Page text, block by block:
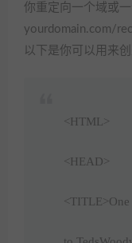
你重定向一个域或
yourdomain.com/
以下是你可以用来
<HTML>
<HEAD>
<TITLE>One